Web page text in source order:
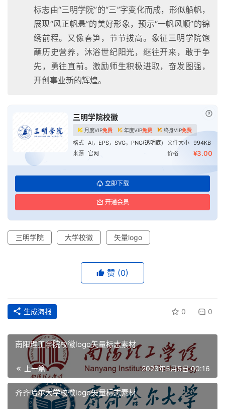
页
资
讯
标志由“三明学院”的“三”字变化而成，形似船帆，
展现“风正帆悬”的美好形象，预示“一帆风顺”的锦
绣前程。又像春笋，节节拔高。象征三明学院饱
蘸历史营养，沐浴世纪阳光，继往开来，敢于争
先，勇往直前。激励师生积极进取，奋发图强，
开创事业新的辉煌。
三明学院校徽
月度VIP免费 年度VIP免费 终身VIP免费
格式 AI，EPS，SVG，PNG(透明底) 文件大小 994KB
来源 官网 价格 ¥3.00
立即下载
开通会员
三明学院 大学校徽 矢量logo
赞 (0)
生成海报 0 0
南阳理工学院校徽logo矢量标志素材
上一篇 2023年5月5日 00:16
齐齐哈尔大学校徽logo矢量标志素材